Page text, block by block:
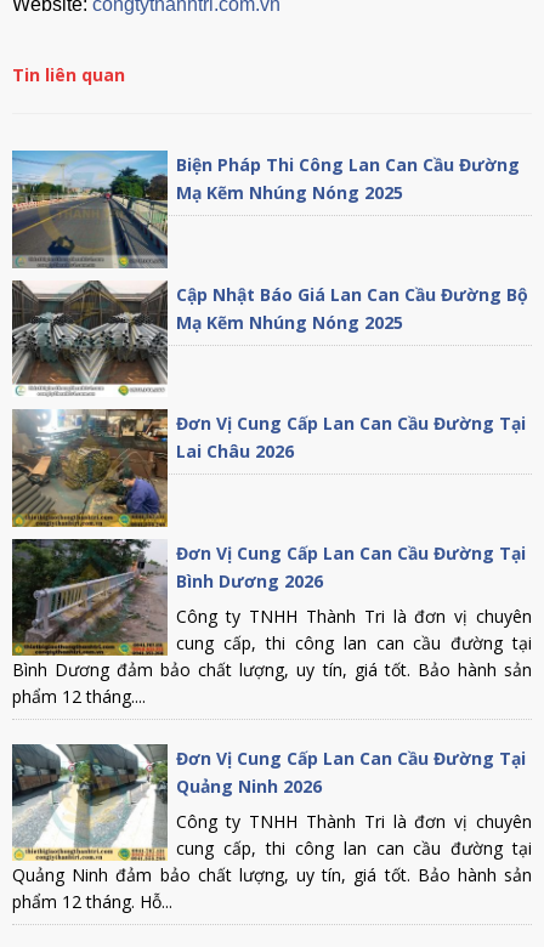
Website: congtythanhtri.com.vn
Tin liên quan
Biện Pháp Thi Công Lan Can Cầu Đường
Mạ Kẽm Nhúng Nóng 2025
Cập Nhật Báo Giá Lan Can Cầu Đường Bộ
Mạ Kẽm Nhúng Nóng 2025
Đơn Vị Cung Cấp Lan Can Cầu Đường Tại
Lai Châu 2026
Đơn Vị Cung Cấp Lan Can Cầu Đường Tại
Bình Dương 2026
Công ty TNHH Thành Tri là đơn vị chuyên
cung cấp, thi công lan can cầu đường tại
Bình Dương đảm bảo chất lượng, uy tín, giá tốt. Bảo hành sản
phẩm 12 tháng....
Đơn Vị Cung Cấp Lan Can Cầu Đường Tại
Quảng Ninh 2026
Công ty TNHH Thành Tri là đơn vị chuyên
cung cấp, thi công lan can cầu đường tại
Quảng Ninh đảm bảo chất lượng, uy tín, giá tốt. Bảo hành sản
phẩm 12 tháng. Hỗ...